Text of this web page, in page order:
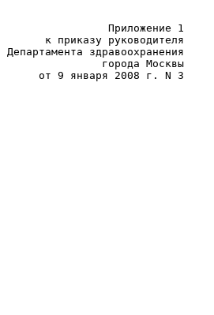
Приложение 1
к приказу руководителя
Департамента здравоохранения
города Москвы
от 9 января 2008 г. N 3